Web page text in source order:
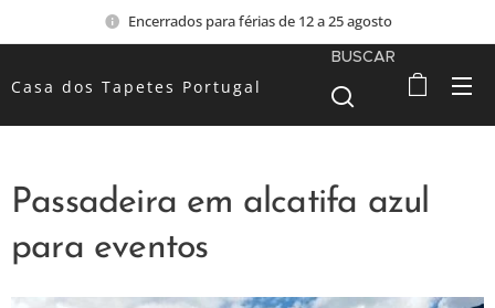
Encerrados para férias de 12 a 25 agosto
Casa dos Tapetes Portugal
BUSCAR
Passadeira em alcatifa azul
para eventos